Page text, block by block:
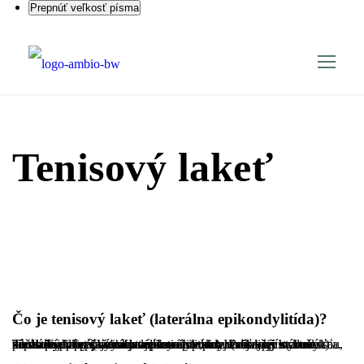
Prepnúť veľkosť písma
Tenisový lakeť
Čo je tenisový lakeť (laterálna epikondylitída)?
Tenisový lakeť (laterálna epikondylitída) je stav, pri ktorom dochádza k preťaženiu svalov a šliach na vonkajšej strane lakťa. Tento problém sa vyskytuje v mieste, kde sa šľachy svalov predlaktia pripájajú na laterálny epikondyl (vonkajší výbežok) lakťa. Typicky postihuje extensor carpi radialis brevis, ktorý sa zúčastňuje na pohyboch zápästia a prstov. Prejavuje sa bolesťou, zápalom a zhoršenou funkciou.